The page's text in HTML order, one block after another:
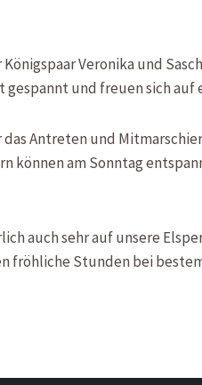
Veronika und
gespannt und freuen sich auf
das Antreten und
können am Sonntag
auch sehr auf unsere
fröhliche Stunden bei